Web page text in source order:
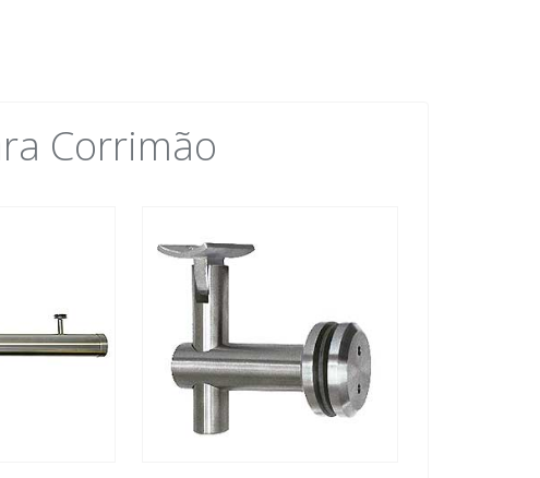
Corrimão